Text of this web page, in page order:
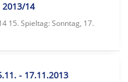
14
15. Spieltag: Sonntag, 17.
- 17.11.2013